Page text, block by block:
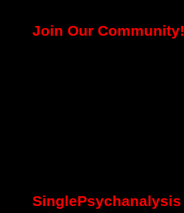
Join Our Community!
SinglePsychanalysis